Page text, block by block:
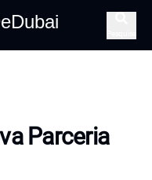
Parceria